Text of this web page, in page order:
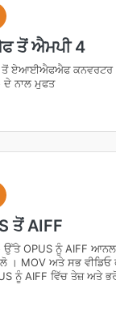
ਤੋਂ ਐਮਪੀ 4
ਤੋਂ ਏਆਈਐਫਐਫ ਕਨਵਰਟਰ
ਦੇ ਨਾਲ ਮੁਫਤ
ਤੋਂ AIFF
ਉੱਤੇ OPUS ਨੂੰ AIFF
। MOV ਅਤੇ ਸਭ ਵੀਡਿਓ
ਨੂੰ AIFF ਵਿੱਚ ਤੇਜ਼ ਅਤੇ